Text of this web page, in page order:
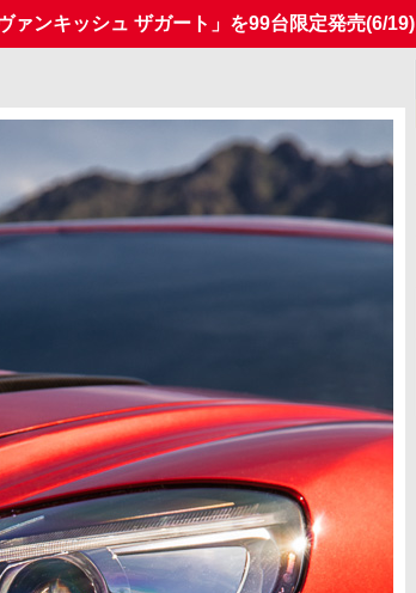
ァンキッシュ ザガート」を99台限定発売(6/19)